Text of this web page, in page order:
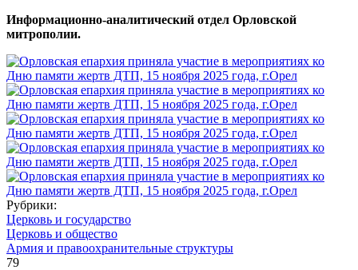
Информационно-аналитический отдел Орловской
митрополии.
Рубрики:
Церковь и государство
Церковь и общество
Армия и правоохранительные структуры
79